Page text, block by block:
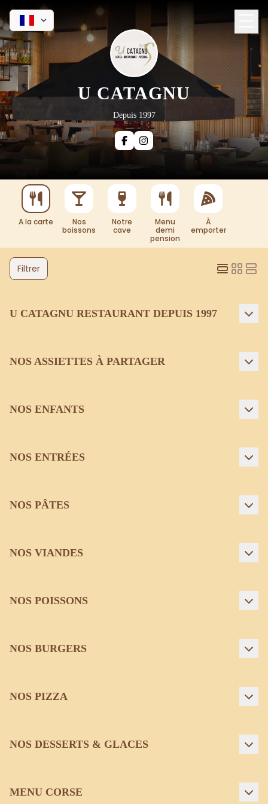
U CATAGNU
Depuis 1997
A la carte
Nos
boissons
Notre
cave
Menu
demi
pension
À
emporter
Filtrer
U CATAGNU RESTAURANT DEPUIS 1997
NOS ASSIETTES À PARTAGER
NOS ENFANTS
NOS ENTRÉES
NOS PÂTES
NOS VIANDES
NOS POISSONS
NOS BURGERS
NOS PIZZA
NOS DESSERTS & GLACES
MENU CORSE